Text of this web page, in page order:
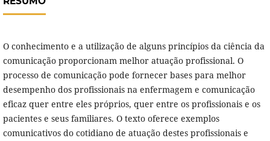
O conhecimento e a utilização de alguns princípios da ciência da
comunicação proporcionam melhor atuação profissional. O
processo de comunicação pode fornecer bases para melhor
desempenho dos profissionais na enfermagem e comunicação
eficaz quer entre eles próprios, quer entre os profissionais e os
pacientes e seus familiares. O texto oferece exemplos
comunicativos do cotidiano de atuação destes profissionais e